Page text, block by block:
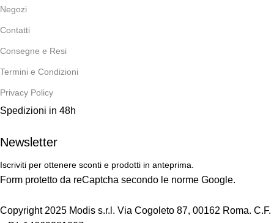
Negozi
Contatti
Consegne e Resi
Termini e Condizioni
Privacy Policy
Spedizioni in 48h
Newsletter
Iscriviti per ottenere sconti e prodotti in anteprima.
Form protetto da reCaptcha secondo le norme Google.
Copyright 2025 Modis s.r.l. Via Cogoleto 87, 00162 Roma. C.F.